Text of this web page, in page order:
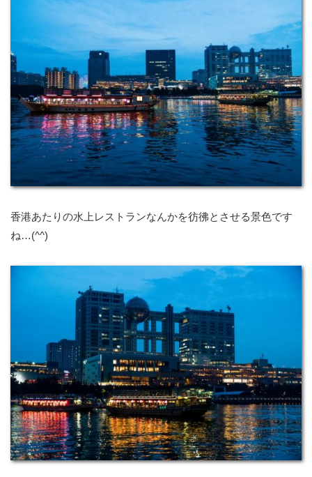
香港あたりの水上レストランなんかを彷彿とさせる景色です
ね…(^^)